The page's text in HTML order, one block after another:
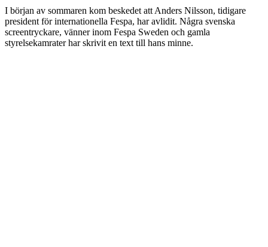
I början av sommaren kom beskedet att Anders Nilsson, tidigare
president för internationella Fespa, har avlidit. Några svenska
screentryckare, vänner inom Fespa Sweden och gamla
styrelsekamrater har skrivit en text till hans minne.